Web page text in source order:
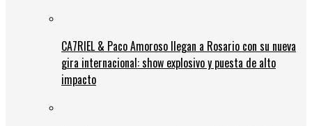
CA7RIEL & Paco Amoroso llegan a Rosario con su nueva
gira internacional: show explosivo y puesta de alto
impacto